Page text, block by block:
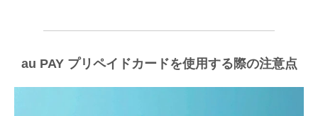
au PAY プリペイドカードを使用する際の注意点